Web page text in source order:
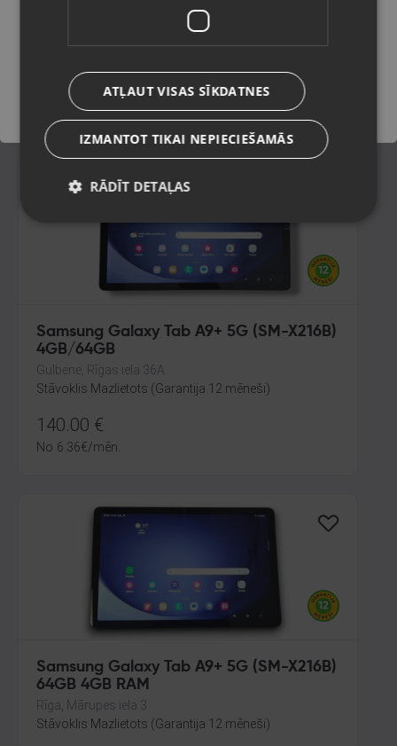
160.00 €
7.27€/mēn.
Samsung Galaxy Tab A9+ 5G (SM-X216B)
4GB/64GB
Gulbene, Rīgas iela 36A
Stāvoklis Mazlietots (Garantija 12 mēneši)
140.00 €
No 6.36€/mēn.
Samsung Galaxy Tab A9+ 5G (SM-X216B)
64GB 4GB RAM
Rīga, Mārupes iela 3
Stāvoklis Mazlietots (Garantija 12 mēneši)
Saglabāt
ATĻAUT VISAS SĪKDATNES
IZMANTOT TIKAI NEPIECIEŠAMĀS
RĀDĪT DETAĻAS